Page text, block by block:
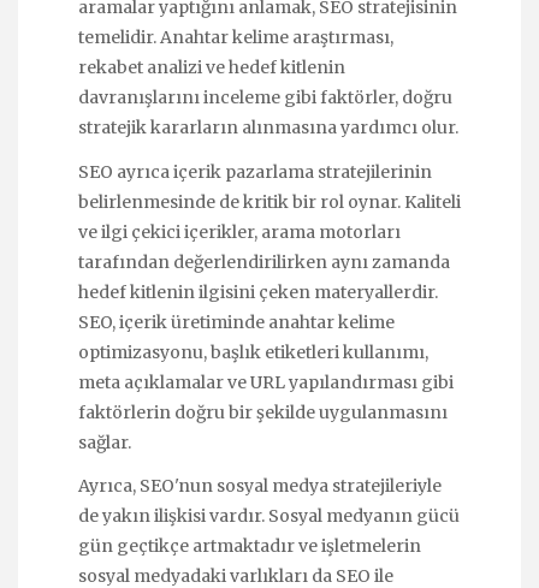
aramalar yaptığını anlamak, SEO stratejisinin
temelidir. Anahtar kelime araştırması,
rekabet analizi ve hedef kitlenin
davranışlarını inceleme gibi faktörler, doğru
stratejik kararların alınmasına yardımcı olur.
SEO ayrıca içerik pazarlama stratejilerinin
belirlenmesinde de kritik bir rol oynar. Kaliteli
ve ilgi çekici içerikler, arama motorları
tarafından değerlendirilirken aynı zamanda
hedef kitlenin ilgisini çeken materyallerdir.
SEO, içerik üretiminde anahtar kelime
optimizasyonu, başlık etiketleri kullanımı,
meta açıklamalar ve URL yapılandırması gibi
faktörlerin doğru bir şekilde uygulanmasını
sağlar.
Ayrıca, SEO'nun sosyal medya stratejileriyle
de yakın ilişkisi vardır. Sosyal medyanın gücü
gün geçtikçe artmaktadır ve işletmelerin
sosyal medyadaki varlıkları da SEO ile